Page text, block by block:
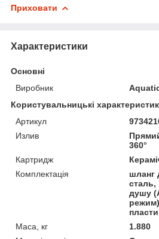
Приховати
Характеристики
Основні
Виробник
Користувальницькі
Артикул
Излив
360°
Картридж
Комплектація
шланг
сталь,
душу
Маса, кг
1.880